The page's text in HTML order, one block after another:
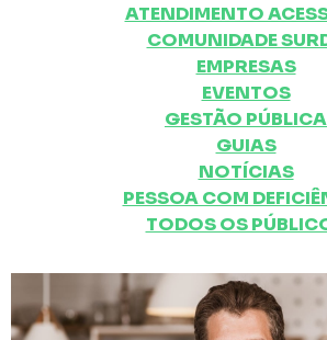
ATENDIMENTO
COMUNIDADE
EMPRESAS
EVENTOS
GESTÃO PÚBLICA
GUIAS
NOTÍCIAS
PESSOA COM
TODOS OS